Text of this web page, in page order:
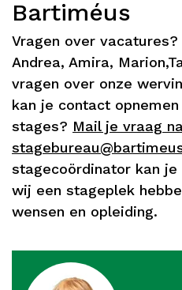
Bartiméus
Vragen over
Andrea, Amira,
vragen over onze
kan je contact
stages? Mail je vraag
stagecoördinator kan
wij een stageplek
wensen en opleiding.